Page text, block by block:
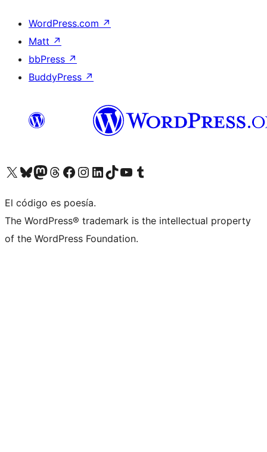
WordPress.com ↗
Matt ↗
bbPress ↗
BuddyPress ↗
Visit our X (formerly Twitter) account
Visit our Bluesky account
Visit our Mastodon account
Visit our Threads account
Visita nuestra página de Facebook
Visita nuestra cuenta de Instagram
Visita nuestra cuenta de LinkedIn
Visit our TikTok account
Visita nuestro canal de YouTube
Visit our Tumblr account
El código es poesía.
The WordPress® trademark is the intellectual property
of the WordPress Foundation.